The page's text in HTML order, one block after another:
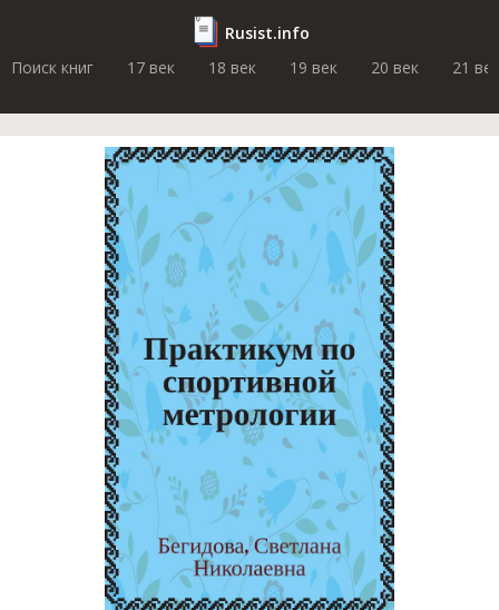
Rusist.info
Поиск книг
17 век 18 век 19 век 20 век 21 век